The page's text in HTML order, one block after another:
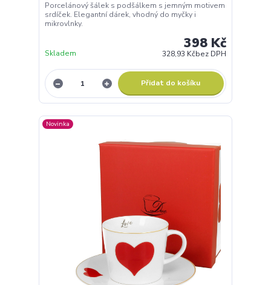
Porcelánový šálek s podšálkem s jemným motivem
srdíček. Elegantní dárek, vhodný do myčky i
mikrovlnky.
398 Kč
328,93 Kčbez DPH
Skladem
Přidat do košíku
Novinka